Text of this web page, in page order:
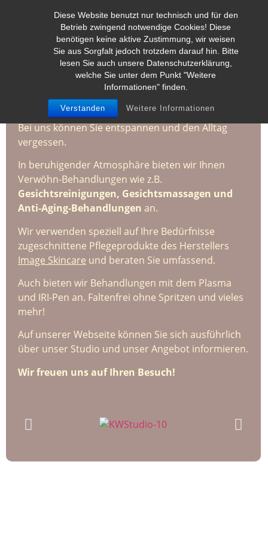
Diese Website benutzt nur technisch und für den
Betrieb zwingend notwendige Cookies! Diese
benötigen keine aktive Zustimmung, wir weisen
Sie aus Sorgfalt jedoch trotzdem darauf hin. Bitte
lesen Sie auch unsere Datenschutzerklärung,
welche Sie unter dem Punkt "Weitere
Informationen" finden.
Verstanden Weitere Informationen
Unser Studio
Bei uns können Sie entspannen und den Alltag
vergessen.
In beruhigender Atmosphäre bieten wir Ihnen
Verwöhn-Behandlungen wie z.B.
Gesichtsreinigungen, Gesichtsmassagen und
Anti-Aging-Behandlungen an.
Wir verwenden speziell auf Ihre Bedürfnisse
zugeschnittene Pflegeprodukte des Herstellers
Image Skincare und beraten Sie umfassend.
Auch bieten wir Behandlungen mit dem Plasma
und IRI-Pen an. Faltenfrei ohne Spritzen und vieles
mehr!
Auf unserer Webseite können Sie sich ausführlich
über unser Studio und unser Angebot informieren.
Wir freuen uns auf Ihren Besuch!